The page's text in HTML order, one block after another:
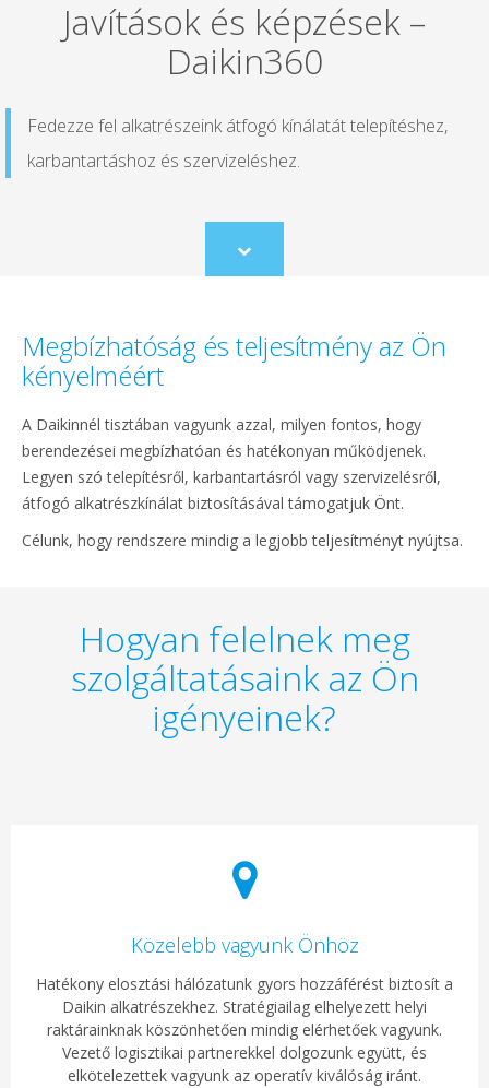
Javítások és képzések –
Daikin360
Fedezze fel alkatrészeink átfogó kínálatát telepítéshez,
karbantartáshoz és szervizeléshez.
Scroll
to
Megbízhatóság és teljesítmény az Ön
kényelméért
A Daikinnél tisztában vagyunk azzal, milyen fontos, hogy
berendezései megbízhatóan és hatékonyan működjenek.
Legyen szó telepítésről, karbantartásról vagy szervizelésről,
átfogó alkatrészkínálat biztosításával támogatjuk Önt.
Célunk, hogy rendszere mindig a legjobb teljesítményt nyújtsa.
Hogyan felelnek meg
szolgáltatásaink az Ön
igényeinek?
Közelebb vagyunk Önhöz
Hatékony elosztási hálózatunk gyors hozzáférést biztosít a
Daikin alkatrészekhez. Stratégiailag elhelyezett helyi
raktárainknak köszönhetően mindig elérhetőek vagyunk.
Vezető logisztikai partnerekkel dolgozunk együtt, és
elkötelezettek vagyunk az operatív kiválóság iránt.